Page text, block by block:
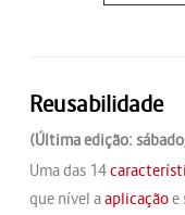
Reusabilidade
(Última edição:
Uma das 14
que nível aaplicaçãoe